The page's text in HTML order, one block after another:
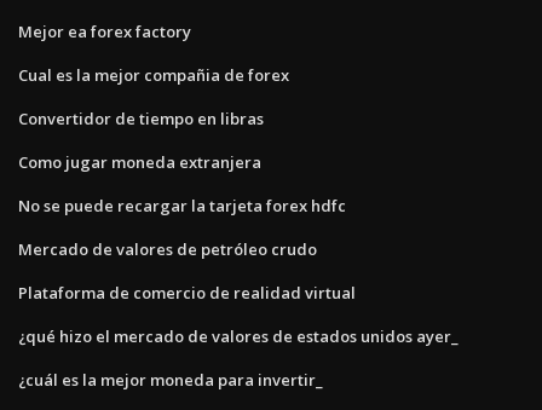
Mejor ea forex factory
Cual es la mejor compañia de forex
Convertidor de tiempo en libras
Como jugar moneda extranjera
No se puede recargar la tarjeta forex hdfc
Mercado de valores de petróleo crudo
Plataforma de comercio de realidad virtual
¿qué hizo el mercado de valores de estados unidos ayer_
¿cuál es la mejor moneda para invertir_